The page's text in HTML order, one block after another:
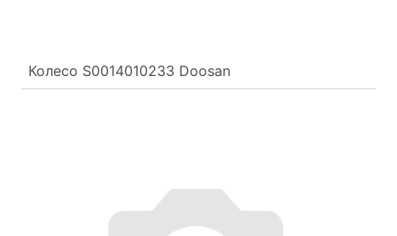
Колесо S0014010233 Doosan